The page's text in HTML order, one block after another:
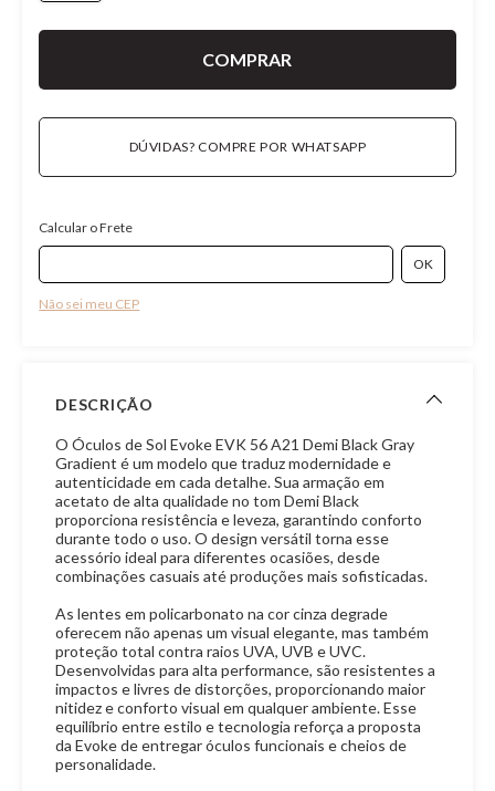
DÚVIDAS? COMPRE POR WHATSAPP
Calcular o Frete
Não sei meu CEP
DESCRIÇÃO
O Óculos de Sol Evoke EVK 56 A21 Demi Black Gray
Gradient é um modelo que traduz modernidade e
autenticidade em cada detalhe. Sua armação em
acetato de alta qualidade no tom Demi Black
proporciona resistência e leveza, garantindo conforto
durante todo o uso. O design versátil torna esse
acessório ideal para diferentes ocasiões, desde
combinações casuais até produções mais sofisticadas.
As lentes em policarbonato na cor cinza degrade
oferecem não apenas um visual elegante, mas também
proteção total contra raios UVA, UVB e UVC.
Desenvolvidas para alta performance, são resistentes a
impactos e livres de distorções, proporcionando maior
nitidez e conforto visual em qualquer ambiente. Esse
equilíbrio entre estilo e tecnologia reforça a proposta
da Evoke de entregar óculos funcionais e cheios de
personalidade.